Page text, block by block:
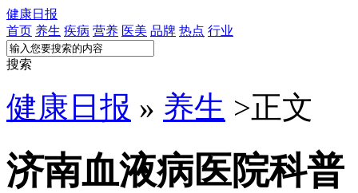
健康日报
首页 养生 疾病 营养 医美 品牌 热点 行业
搜索
健康日报 » 养生 >正文
济南血液病医院科